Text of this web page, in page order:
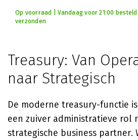
Op voorraad | Vandaag voor 21:00
verzonden
Treasury: Van
naar Strategisch
De moderne treasury-functie
een zuiver administratieve rol
strategische business partner.